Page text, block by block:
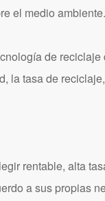
el medio ambiente.
de reciclaje
la tasa de
rentable, alta
a sus propias